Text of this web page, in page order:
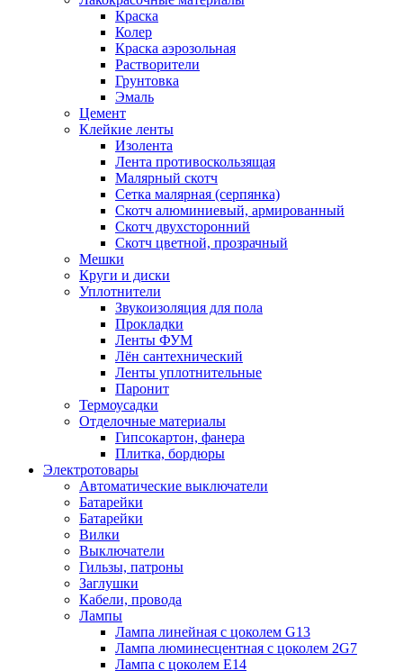
Краска
Колер
Краска аэрозольная
Растворители
Грунтовка
Эмаль
Цемент
Клейкие ленты
Изолента
Лента противоскользящая
Малярный скотч
Сетка малярная (серпянка)
Скотч алюминиевый, армированный
Скотч двухсторонний
Скотч цветной, прозрачный
Мешки
Круги и диски
Уплотнители
Звукоизоляция для пола
Прокладки
Ленты ФУМ
Лён сантехнический
Ленты уплотнительные
Паронит
Термоусадки
Отделочные материалы
Гипсокартон, фанера
Плитка, бордюры
Электротовары
Автоматические выключатели
Батарейки
Батарейки
Вилки
Выключатели
Гильзы, патроны
Заглушки
Кабели, провода
Лампы
Лампа линейная с цоколем G13
Лампа люминесцентная с цоколем 2G7
Лампа с цоколем E14